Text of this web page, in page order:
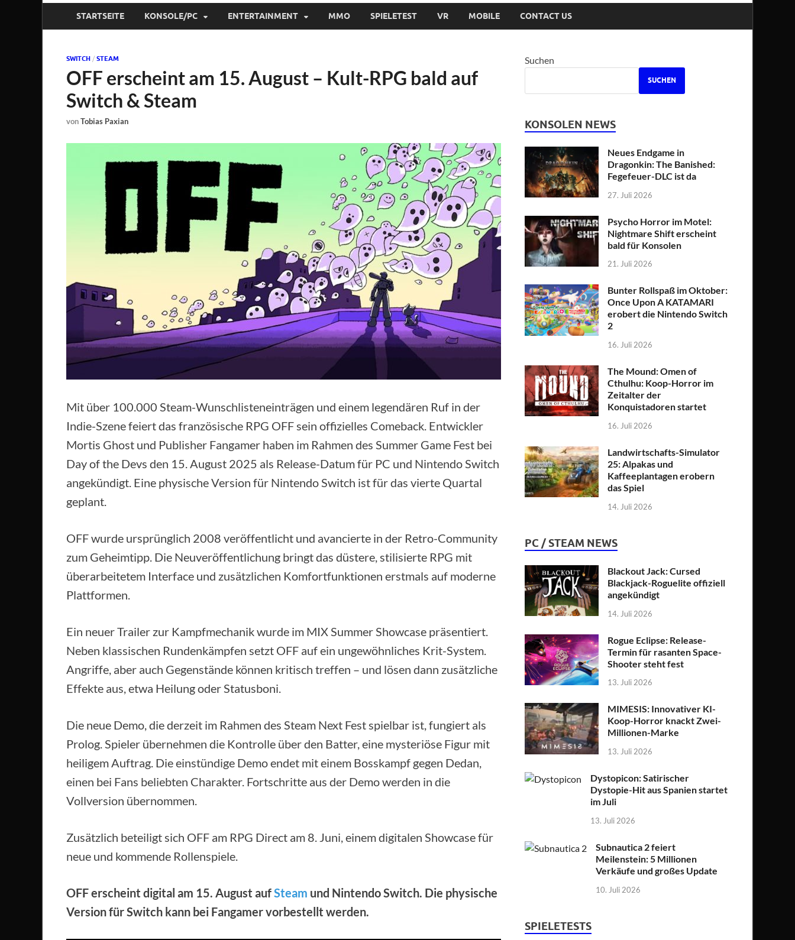
STARTSEITE KONSOLE/PC ENTERTAINMENT MMO SPIELETEST VR MOBILE CONTACT US
SWITCH / STEAM
OFF erscheint am 15. August – Kult-RPG bald auf
Switch & Steam
vonTobias Paxian
Mit über 100.000 Steam-Wunschlisteneinträgen und einem legendären Ruf in der
Indie-Szene feiert das französische RPG OFF sein offizielles Comeback. Entwickler
Mortis Ghost und Publisher Fangamer haben im Rahmen des Summer Game Fest bei
Day of the Devs den 15. August 2025 als Release-Datum für PC und Nintendo Switch
angekündigt. Eine physische Version für Nintendo Switch ist für das vierte Quartal
geplant.
OFF wurde ursprünglich 2008 veröffentlicht und avancierte in der Retro-Community
zum Geheimtipp. Die Neuveröffentlichung bringt das düstere, stilisierte RPG mit
überarbeitetem Interface und zusätzlichen Komfortfunktionen erstmals auf moderne
Plattformen.
Ein neuer Trailer zur Kampfmechanik wurde im MIX Summer Showcase präsentiert.
Neben klassischen Rundenkämpfen setzt OFF auf ein ungewöhnliches Krit-System.
Angriffe, aber auch Gegenstände können kritisch treffen – und lösen dann zusätzliche
Effekte aus, etwa Heilung oder Statusboni.
Die neue Demo, die derzeit im Rahmen des Steam Next Fest spielbar ist, fungiert als
Prolog. Spieler übernehmen die Kontrolle über den Batter, eine mysteriöse Figur mit
heiligem Auftrag. Die einstündige Demo endet mit einem Bosskampf gegen Dedan,
einen bei Fans beliebten Charakter. Fortschritte aus der Demo werden in die
Vollversion übernommen.
Zusätzlich beteiligt sich OFF am RPG Direct am 8. Juni, einem digitalen Showcase für
neue und kommende Rollenspiele.
OFF erscheint digital am 15. August aufSteam und Nintendo Switch. Die physische
Version für Switch kann bei Fangamer vorbestellt werden.
Suchen
SUCHEN
KONSOLEN NEWS
Neues Endgame in
Dragonkin: The Banished:
Fegefeuer-DLC ist da
27. Juli 2026
Psycho Horror im Motel:
Nightmare Shift erscheint
bald für Konsolen
21. Juli 2026
Bunter Rollspaß im Oktober:
Once Upon A KATAMARI
erobert die Nintendo Switch
2
16. Juli 2026
The Mound: Omen of
Cthulhu: Koop-Horror im
Zeitalter der
Konquistadoren startet
16. Juli 2026
Landwirtschafts-Simulator
25: Alpakas und
Kaffeeplantagen erobern
das Spiel
14. Juli 2026
PC / STEAM NEWS
Blackout Jack: Cursed
Blackjack-Roguelite offiziell
angekündigt
14. Juli 2026
Rogue Eclipse: Release-
Termin für rasanten Space-
Shooter steht fest
13. Juli 2026
MIMESIS: Innovativer KI-
Koop-Horror knackt Zwei-
Millionen-Marke
13. Juli 2026
Dystopicon: Satirischer
Dystopie-Hit aus Spanien startet
im Juli
13. Juli 2026
Subnautica 2 feiert
Meilenstein: 5 Millionen
Verkäufe und großes Update
10. Juli 2026
SPIELETESTS